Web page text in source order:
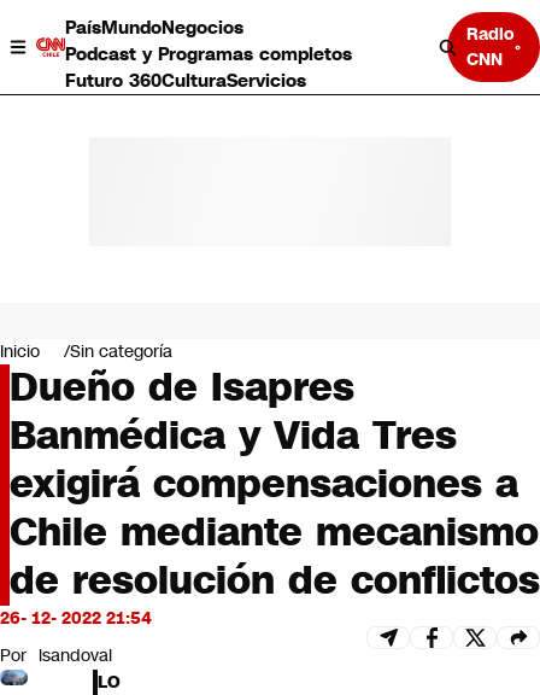
PaísMundoNegocios
Podcast y Programas completos
Futuro 360CulturaServicios
Radio
CNN
Negocios
Deportes
Programas completos
Cultura
Servicios
Bits
CNN Data
CNN tiempo
Futuro 360
Opinión
Inicio Sin categoría
Dueño de Isapres
Banmédica y Vida Tres
exigirá compensaciones a
Chile mediante mecanismo
de resolución de conflictos
26- 12- 2022 21:54
Por lsandoval
LO